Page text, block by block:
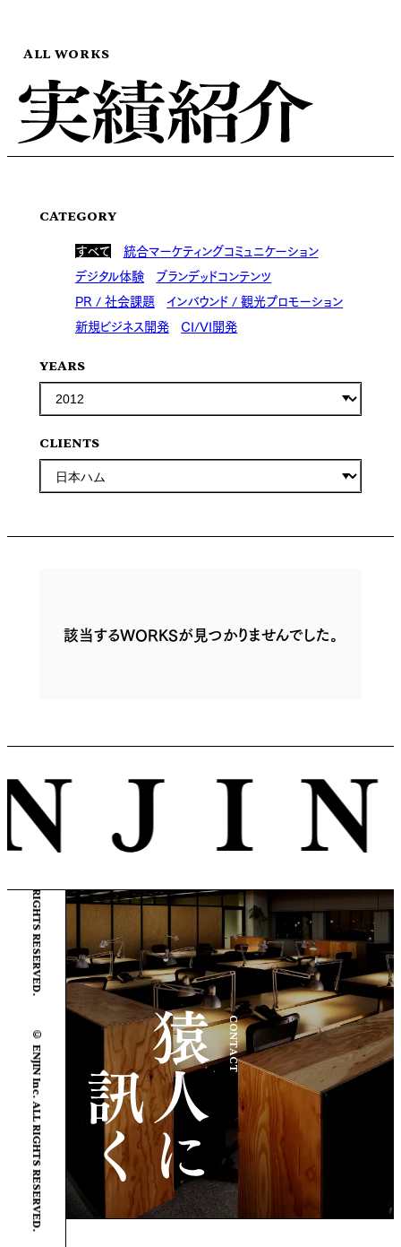
ALL WORKS
CATEGORY
すべて
統合マーケティングコミュニケーション
デジタル体験
ブランデッドコンテンツ
PR / 社会課題 インバウンド / 観光プロモーション
新規ビジネス開発 CI/VI開発
YEARS
CLIENTS
該当するWORKSが見つかりませんでした。
© ENJIN Inc. ALL RIGHTS RESERVED.
© ENJIN Inc. ALL RIGHTS RESERVED.
CONTACT